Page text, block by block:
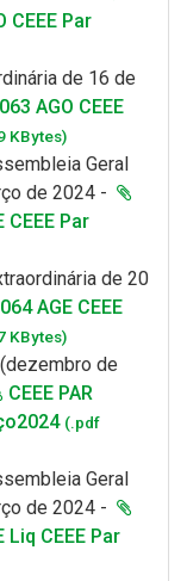
CEEE Par
de 16 de
AGO CEEE
KBytes)
Geral
de 2024 -
Par
de 20
AGE CEEE
KBytes)
de
CEEE PAR
(.pdf
Geral
de 2024 -
CEEE Par